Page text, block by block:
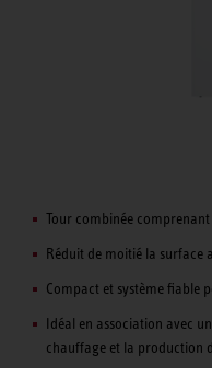
Tour combinée
Réduit de moitié la surface
Compact et système fiable
Idéal en association avec
chauffage et la production